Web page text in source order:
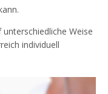
Weise
individuell